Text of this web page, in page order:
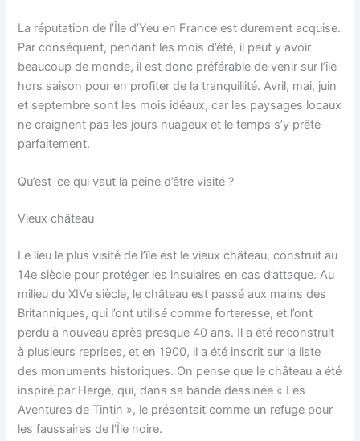
La réputation de l’Île d’Yeu en France est durement acquise.
Par conséquent, pendant les mois d’été, il peut y avoir
beaucoup de monde, il est donc préférable de venir sur l’île
hors saison pour en profiter de la tranquillité. Avril, mai, juin
et septembre sont les mois idéaux, car les paysages locaux
ne craignent pas les jours nuageux et le temps s’y prête
parfaitement.
Qu’est-ce qui vaut la peine d’être visité ?
Vieux château
Le lieu le plus visité de l’île est le vieux château, construit au
14e siècle pour protéger les insulaires en cas d’attaque. Au
milieu du XIVe siècle, le château est passé aux mains des
Britanniques, qui l’ont utilisé comme forteresse, et l’ont
perdu à nouveau après presque 40 ans. Il a été reconstruit
à plusieurs reprises, et en 1900, il a été inscrit sur la liste
des monuments historiques. On pense que le château a été
inspiré par Hergé, qui, dans sa bande dessinée « Les
Aventures de Tintin », le présentait comme un refuge pour
les faussaires de l’Île noire.